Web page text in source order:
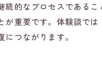
的なプロセスである
重要です。体験談で
つながります。